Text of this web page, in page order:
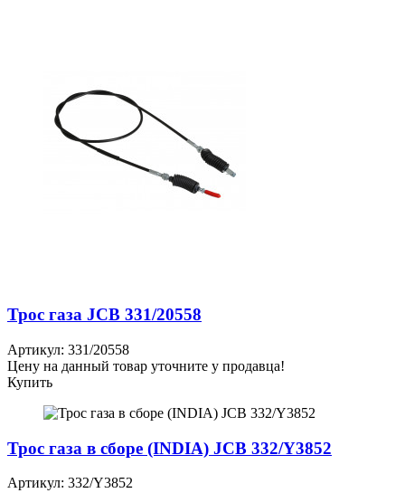
Трос газа JCB 331/20558
Артикул: 331/20558
Цену на данный товар уточните у продавца!
Купить
Трос газа в сборе (INDIA) JCB 332/Y3852
Артикул: 332/Y3852